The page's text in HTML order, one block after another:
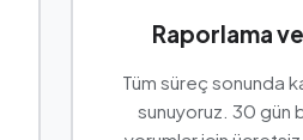
Raporlama
Tüm süreç sonunda
sunuyoruz. 30 gün